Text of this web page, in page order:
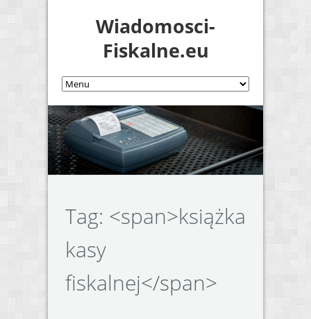
Wiadomosci-
Fiskalne.eu
Tag: <span>książka
kasy
fiskalnej</span>